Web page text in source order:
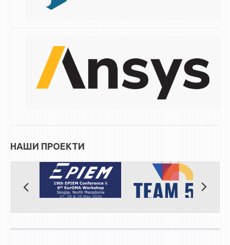
ОГЛАСНА ТАБЛА
СООПШТЕНИЈА
БИБЛИОТЕКА
ДА ВИНЧИ МАГАЗИН
КОНТАКТ
НАШИ ПРОЕКТИ